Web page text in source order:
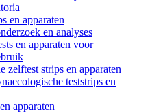
en apparaten
en analyses
en apparaten voor
zelftest strips en apparaten
teststrips en
apparaten